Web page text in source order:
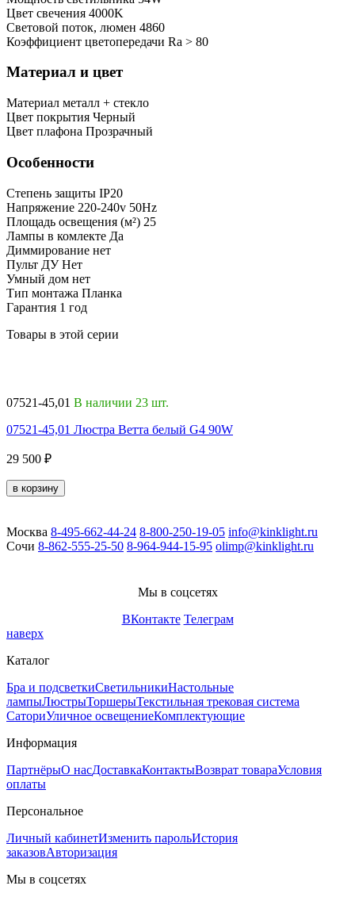
Цвет свечения 4000K
Световой поток, люмен 4860
Коэффициент цветопередачи Ra > 80
Материал и цвет
Mатериал металл + стекло
Цвет покрытия Черный
Цвет плафона Прозрачный
Особенности
Степень защиты IP20
Напряжение 220-240v 50Hz
Площадь освещения (м²) 25
Лампы в комлекте Да
Диммирование нет
Пульт ДУНет
Умный дом нет
Тип монтажа Планка
Гарантия 1 год
Товары в этой серии
07521-45,01 В наличии 23 шт.
07521-45,01 Люстра Ветта белый G4 90W
29 500 ₽
в корзину
Москва 8-495-662-44-24 8-800-250-19-05 info@kinklight.ru
Сочи 8-862-555-25-50 8-964-944-15-95 olimp@kinklight.ru
Мы в соцсетях
ВКонтакте Телеграм
наверх
Каталог
Бра и подсветкиСветильникиНастольные
лампыЛюстрыТоршерыТекстильная трековая система
СаториУличное освещениеКомплектующие
Информация
ПартнёрыО насДоставкаКонтактыВозврат товараУсловия
оплаты
Персональное
Личный кабинетИзменить парольИстория
заказовАвторизация
Мы в соцсетях